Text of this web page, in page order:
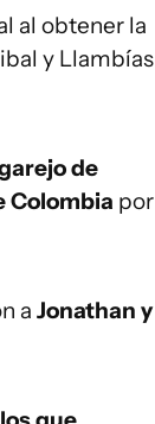
al obtener la
y Llambías
de
Colombia por
a Jonathan y